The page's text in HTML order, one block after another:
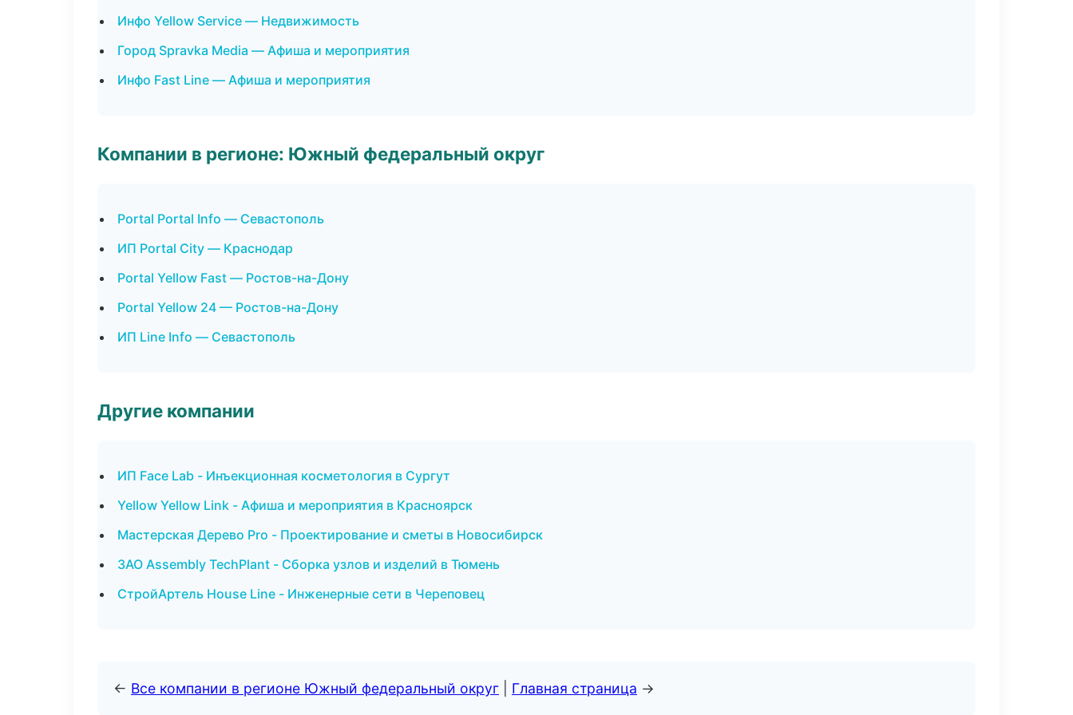
Инфо Yellow Service — Недвижимость
Город Spravka Media — Афиша и мероприятия
Инфо Fast Line — Афиша и мероприятия
Компании в регионе: Южный федеральный округ
Portal Portal Info — Севастополь
ИП Portal City — Краснодар
Portal Yellow Fast — Ростов-на-Дону
Portal Yellow 24 — Ростов-на-Дону
ИП Line Info — Севастополь
Другие компании
ИП Face Lab - Инъекционная косметология в Сургут
Yellow Yellow Link - Афиша и мероприятия в Красноярск
Мастерская Дерево Pro - Проектирование и сметы в Новосибирск
ЗАО Assembly TechPlant - Сборка узлов и изделий в Тюмень
СтройАртель House Line - Инженерные сети в Череповец
← Все компании в регионе Южный федеральный округ Главная страница →